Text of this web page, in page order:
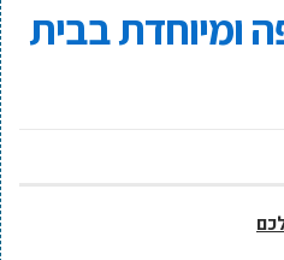
ומיוחדת בבית